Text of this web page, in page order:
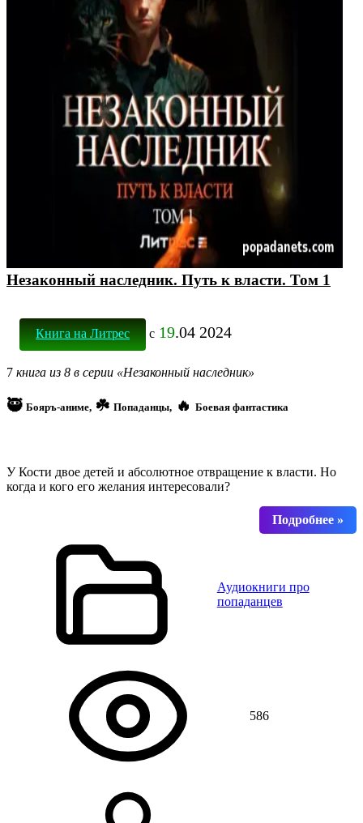
Незаконный наследник. Путь к власти. Том 1
Книга на Литрес с 19.04 2024
7 книга из 8 в серии «Незаконный наследник»
🥷 Бояръ-аниме, ☘️ Попаданцы, 🔥 Боевая фантастика
У Кости двое детей и абсолютное отвращение к власти. Но
когда и кого его желания интересовали?
Аудиокниги про
попаданцев
586